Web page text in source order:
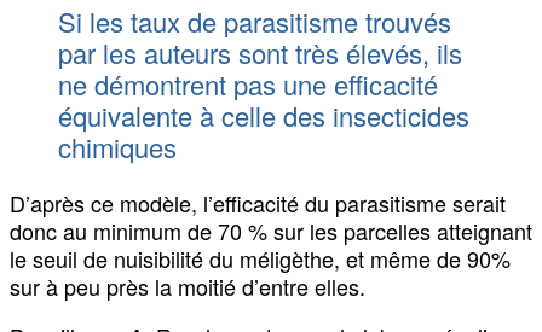
Si les taux de parasitisme trouvés
par les auteurs sont très élevés, ils
ne démontrent pas une efficacité
équivalente à celle des insecticides
chimiques
D’après ce modèle, l’efficacité du parasitisme serait
donc au minimum de 70 % sur les parcelles atteignant
le seuil de nuisibilité du méligèthe, et même de 90%
sur à peu près la moitié d’entre elles.